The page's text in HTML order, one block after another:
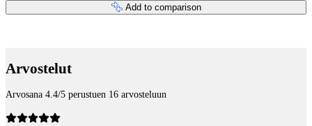
Add to comparison
Arvostelut
Arvosana 4.4/5 perustuen 16 arvosteluun